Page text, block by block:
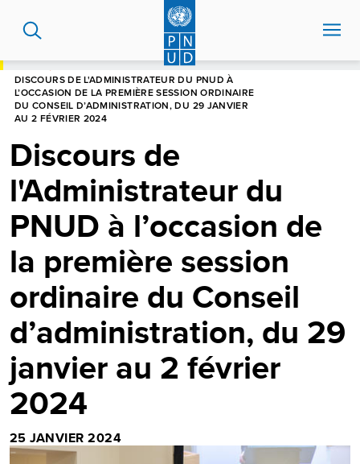
contenu
principal
DISCOURS DE L'ADMINISTRATEUR DU PNUD À
L’OCCASION DE LA PREMIÈRE SESSION ORDINAIRE
DU CONSEIL D’ADMINISTRATION, DU 29 JANVIER
AU 2 FÉVRIER 2024
Discours de
l'Administrateur du
PNUD à l’occasion de
la première session
ordinaire du Conseil
d’administration, du 29
janvier au 2 février
2024
25 JANVIER 2024